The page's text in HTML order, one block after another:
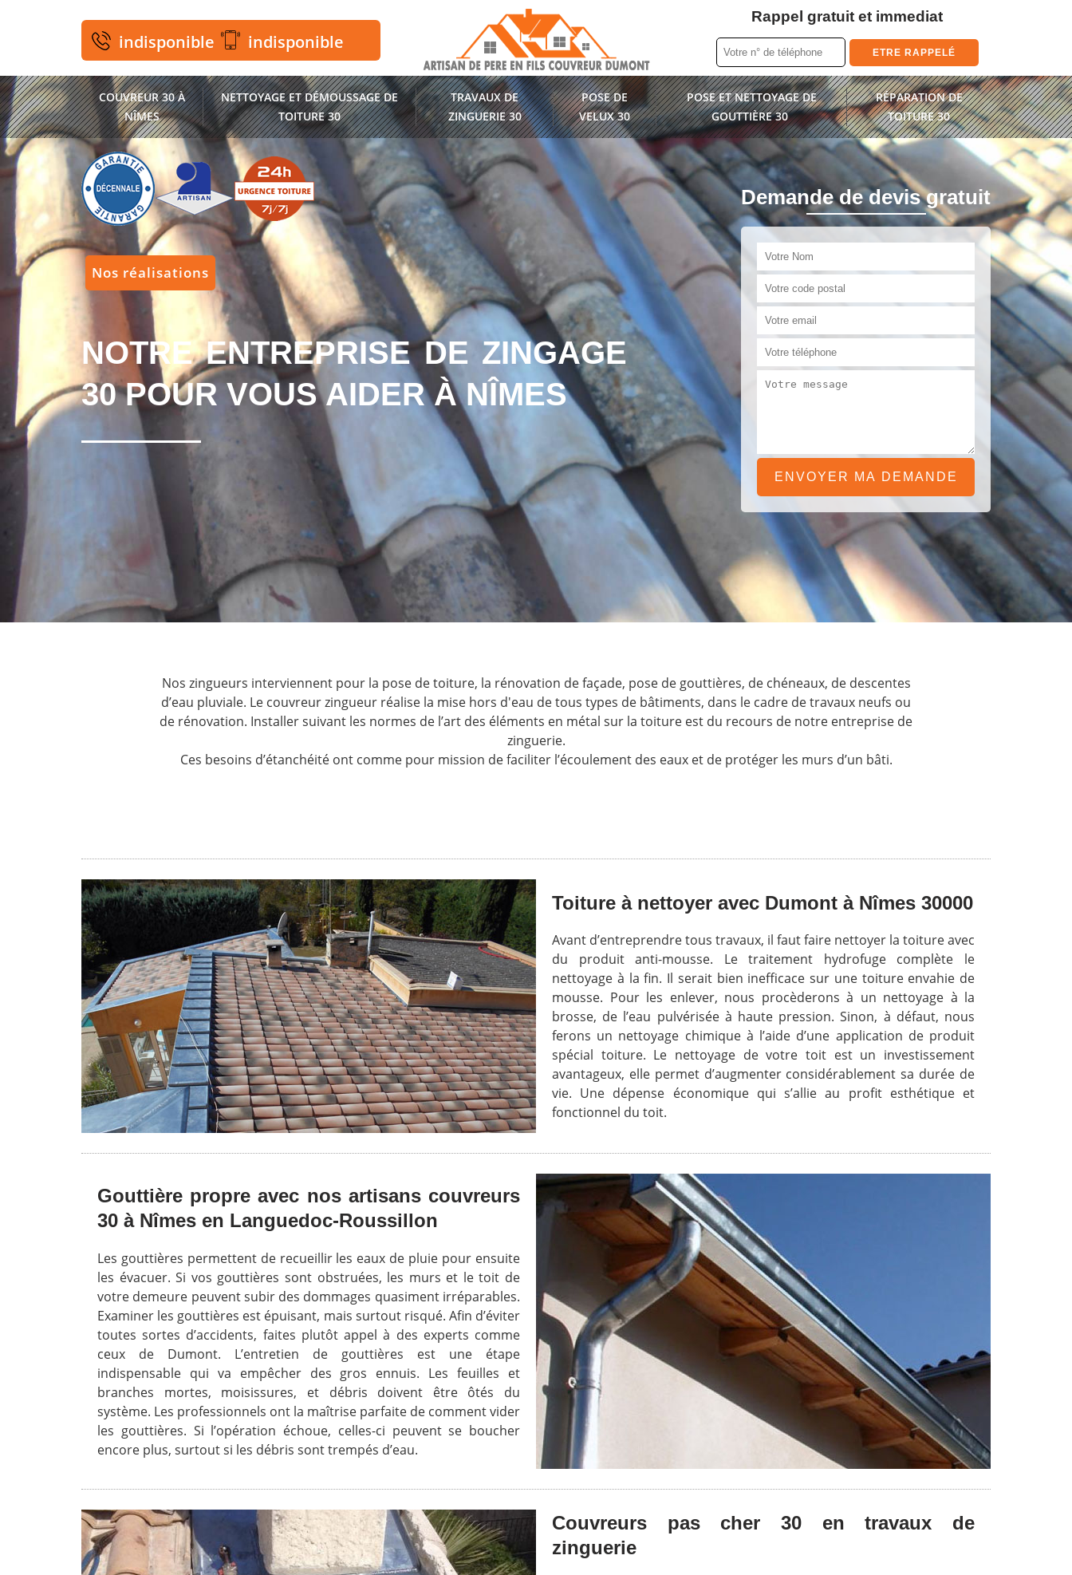
indisponible indisponible
Rappel gratuit et immediat
COUVREUR 30 À
NÎMES
NETTOYAGE ET DÉMOUSSAGE DE
TOITURE 30
TRAVAUX DE
ZINGUERIE 30
POSE DE
VELUX 30
POSE ET NETTOYAGE DE
GOUTTIÈRE 30
RÉPARATION DE
TOITURE 30
Nos réalisations
NOTRE ENTREPRISE DE ZINGAGE
30 POUR VOUS AIDER À NÎMES
Demande de devis gratuit
Nos zingueurs interviennent pour la pose de toiture, la rénovation de façade, pose de gouttières, de chéneaux, de descentes
d’eau pluviale. Le couvreur zingueur réalise la mise hors d'eau de tous types de bâtiments, dans le cadre de travaux neufs ou
de rénovation. Installer suivant les normes de l’art des éléments en métal sur la toiture est du recours de notre entreprise de
zinguerie.
Ces besoins d’étanchéité ont comme pour mission de faciliter l’écoulement des eaux et de protéger les murs d’un bâti.
Toiture à nettoyer avec Dumont à Nîmes 30000
Avant d’entreprendre tous travaux, il faut faire nettoyer la toiture avec
du produit anti-mousse. Le traitement hydrofuge complète le
nettoyage à la fin. Il serait bien inefficace sur une toiture envahie de
mousse. Pour les enlever, nous procèderons à un nettoyage à la
brosse, de l’eau pulvérisée à haute pression. Sinon, à défaut, nous
ferons un nettoyage chimique à l’aide d’une application de produit
spécial toiture. Le nettoyage de votre toit est un investissement
avantageux, elle permet d’augmenter considérablement sa durée de
vie. Une dépense économique qui s’allie au profit esthétique et
fonctionnel du toit.
Gouttière propre avec nos artisans couvreurs
30 à Nîmes en Languedoc-Roussillon
Les gouttières permettent de recueillir les eaux de pluie pour ensuite
les évacuer. Si vos gouttières sont obstruées, les murs et le toit de
votre demeure peuvent subir des dommages quasiment irréparables.
Examiner les gouttières est épuisant, mais surtout risqué. Afin d’éviter
toutes sortes d’accidents, faites plutôt appel à des experts comme
ceux de Dumont. L’entretien de gouttières est une étape
indispensable qui va empêcher des gros ennuis. Les feuilles et
branches mortes, moisissures, et débris doivent être ôtés du
système. Les professionnels ont la maîtrise parfaite de comment vider
les gouttières. Si l’opération échoue, celles-ci peuvent se boucher
encore plus, surtout si les débris sont trempés d’eau.
Couvreurs pas cher 30 en travaux de
zinguerie